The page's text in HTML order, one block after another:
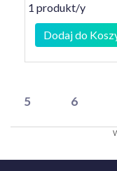
1 produkt/y
Dodaj do
5 6